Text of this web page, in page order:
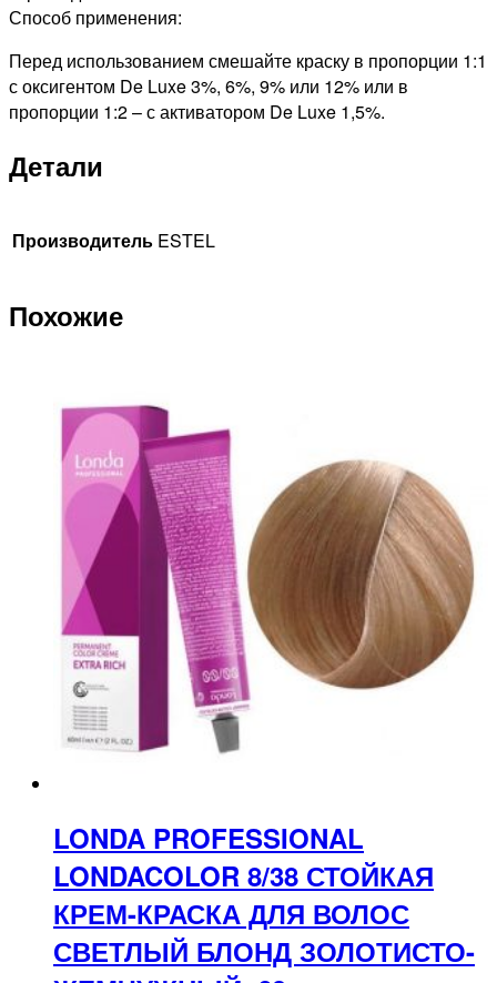
Способ применения:
Перед использованием смешайте краску в пропорции 1:1
с оксигентом De Luxe 3%, 6%, 9% или 12% или в
пропорции 1:2 – с активатором De Luxe 1,5%.
Детали
Производитель ESTEL
Похожие
LONDA PROFESSIONAL
LONDACOLOR 8/38 СТОЙКАЯ
КРЕМ-КРАСКА ДЛЯ ВОЛОС
СВЕТЛЫЙ БЛОНД ЗОЛОТИСТО-